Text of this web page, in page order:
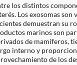
los distintos
Los exosomas
demuestran su
marinos son
de mamíferos,
interno y
de los